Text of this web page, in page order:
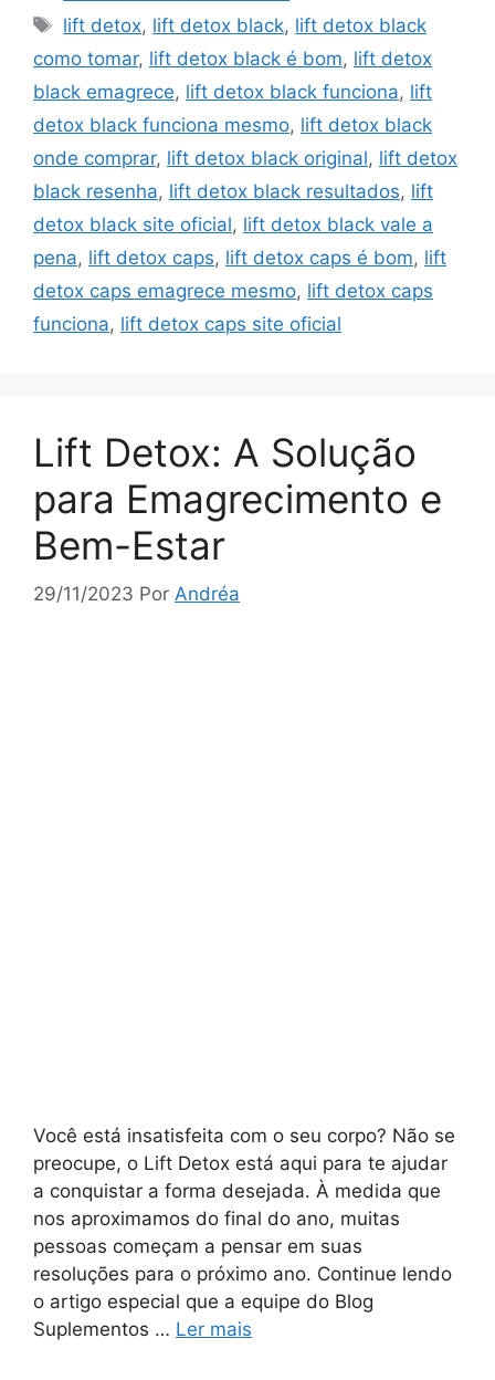
Tags
lift detox, lift detox black, lift detox black
como tomar, lift detox black é bom, lift detox
black emagrece, lift detox black funciona, lift
detox black funciona mesmo, lift detox black
onde comprar, lift detox black original, lift detox
black resenha, lift detox black resultados, lift
detox black site oficial, lift detox black vale a
pena, lift detox caps, lift detox caps é bom, lift
detox caps emagrece mesmo, lift detox caps
funciona, lift detox caps site oficial
Lift Detox: A Solução
para Emagrecimento e
Bem-Estar
29/11/2023 Por Andréa
Você está insatisfeita com o seu corpo? Não se
preocupe, o Lift Detox está aqui para te ajudar
a conquistar a forma desejada. À medida que
nos aproximamos do final do ano, muitas
pessoas começam a pensar em suas
resoluções para o próximo ano. Continue lendo
o artigo especial que a equipe do Blog
Suplementos … Ler mais